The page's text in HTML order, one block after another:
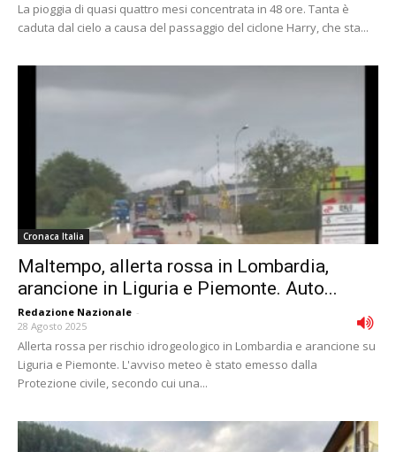
La pioggia di quasi quattro mesi concentrata in 48 ore. Tanta è
caduta dal cielo a causa del passaggio del ciclone Harry, che sta...
Cronaca Italia
Maltempo, allerta rossa in Lombardia,
arancione in Liguria e Piemonte. Auto...
Redazione Nazionale -
28 Agosto 2025
Allerta rossa per rischio idrogeologico in Lombardia e arancione su
Liguria e Piemonte. L'avviso meteo è stato emesso dalla
Protezione civile, secondo cui una...